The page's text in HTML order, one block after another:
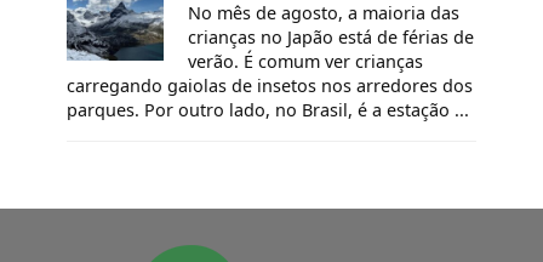
No mês de agosto, a maioria das
crianças no Japão está de férias de
verão. É comum ver crianças
carregando gaiolas de insetos nos arredores dos
parques. Por outro lado, no Brasil, é a estação ...